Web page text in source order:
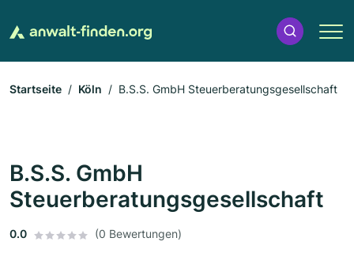
Startseite Köln B.S.S. GmbH Steuerberatungsgesellschaft
B.S.S. GmbH
Steuerberatungsgesellschaft
0.0 (0 Bewertungen)